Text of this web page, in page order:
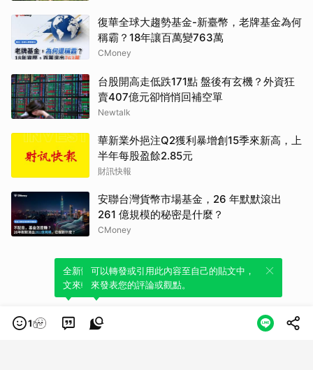
復華全球大趨勢基金-新臺幣，老牌基金為何
稱霸？18年讓百萬變763萬
CMoney
台股開高走低跌171點 盤後有玄機？外資狂
賣407億元卻悄悄回補空單
Newtalk
華新業外挹注Q2獲利暴增創15季來新高，上
半年每股盈餘2.85元
財訊快報
安聯台灣貨幣市場基金，26 年默默滾出
261 億規模的秘密是什麼？
CMoney
1
全新體驗！一鍵引用此內容，透過發布貼
文來輕鬆表達個人立場。
可以轉發或引用此內容至自己的貼文中，
來發表您的評論或觀點。